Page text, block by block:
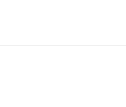
智能邮件发送